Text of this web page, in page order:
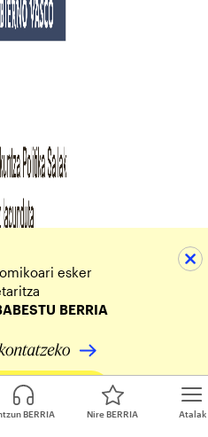
Atalak
BERRIA Nire BERRIA
esker
BERRIA
ekarpena